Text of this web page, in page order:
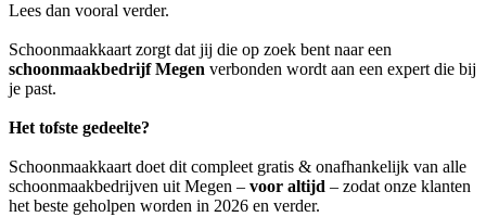
Lees dan vooral verder.
Schoonmaakkaart zorgt dat jij die op zoek bent naar een
schoonmaakbedrijf Megen verbonden wordt aan een expert die bij
je past.
Het tofste gedeelte?
Schoonmaakkaart doet dit compleet gratis & onafhankelijk van alle
schoonmaakbedrijven uit Megen – voor altijd – zodat onze klanten
het beste geholpen worden in 2026 en verder.